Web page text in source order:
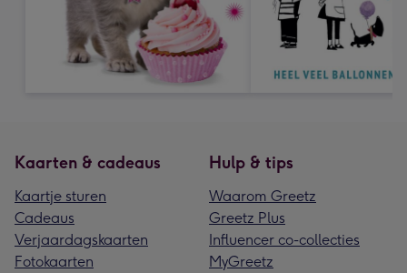
Kaarten & cadeaus
Kaartje sturen
Cadeaus
Verjaardagskaarten
Fotokaarten
Hulp & tips
Waarom Greetz
Greetz Plus
Influencer co-collecties
MyGreetz